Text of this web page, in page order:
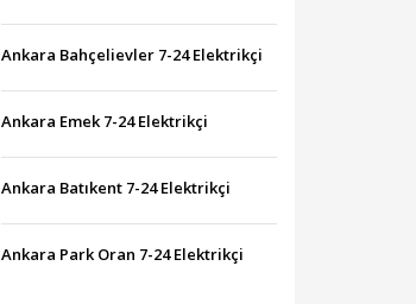
Ankara Bahçelievler 7-24 Elektrikçi
Ankara Emek 7-24 Elektrikçi
Ankara Batıkent 7-24 Elektrikçi
Ankara Park Oran 7-24 Elektrikçi